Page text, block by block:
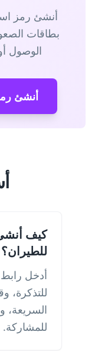
أنشئ رمز
بطاقات
الوصول
أنشئ
كيف
للطيران؟
للتذكرة،
السريعة،
للمشاركة.